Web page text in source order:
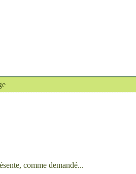
comme demandé...